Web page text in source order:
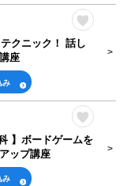
クニック！ 話し
座
み
】ボードゲームを
ップ講座
み